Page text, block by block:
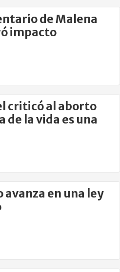
de Malena
impacto
criticó al aborto
avanza en una ley